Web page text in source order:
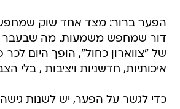
הפער ברור: מצד אחד שוק
דור שמחפש משמעות. מה שבעבר
של "צווארון כחול", הופך היום לכר
איכותיות, חדשניות ויציבות , בלי
כדי לגשר על הפער, יש לשנות